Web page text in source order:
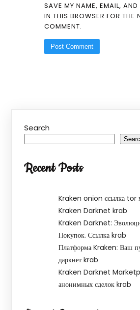
SAVE MY NAME, EMAIL, AND
IN THIS BROWSER FOR THE
COMMENT.
Search
Recent Posts
Kraken onion ссылка tor
Kraken Darknet krab
Kraken Darknet:
Покупок. Ссылка krab
Платформа Kraken: Ваш
даркнет krab
Kraken Darknet
анонимных сделок krab